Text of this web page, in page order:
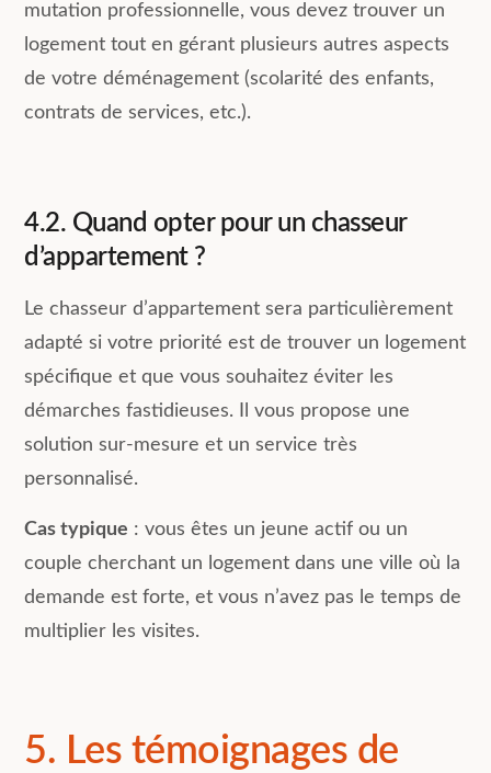
mutation professionnelle, vous devez trouver un
logement tout en gérant plusieurs autres aspects
de votre déménagement (scolarité des enfants,
contrats de services, etc.).
4.2. Quand opter pour un chasseur
d’appartement ?
Le chasseur d’appartement sera particulièrement
adapté si votre priorité est de trouver un logement
spécifique et que vous souhaitez éviter les
démarches fastidieuses. Il vous propose une
solution sur-mesure et un service très
personnalisé.
Cas typique : vous êtes un jeune actif ou un
couple cherchant un logement dans une ville où la
demande est forte, et vous n’avez pas le temps de
multiplier les visites.
5. Les témoignages de